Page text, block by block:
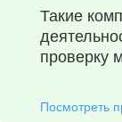
Такие
проверку
Посмотреть